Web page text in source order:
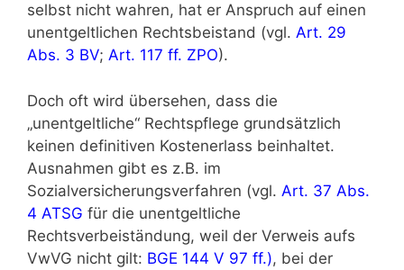
selbst nicht wahren, hat er Anspruch auf einen
unentgeltlichen Rechtsbeistand (vgl. Art. 29
Abs. 3 BV; Art. 117 ff. ZPO).
Doch oft wird übersehen, dass die
„unentgeltliche“ Rechtspflege grundsätzlich
keinen definitiven Kostenerlass beinhaltet.
Ausnahmen gibt es z.B. im
Sozialversicherungsverfahren (vgl. Art. 37 Abs.
4 ATSG für die unentgeltliche
Rechtsverbeiständung, weil der Verweis aufs
VwVG nicht gilt: BGE 144 V 97 ff.), bei der